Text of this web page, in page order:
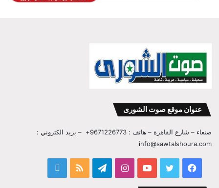
عنوان موقع صوت الشورى
صنعاء – شارع القاهرة – هاتف : 9671226773+ – بريد الكتروني :
info@sawtalshoura.com
فيسبوك تويتر يوتيوب انستقرامتيلقرام ملخص